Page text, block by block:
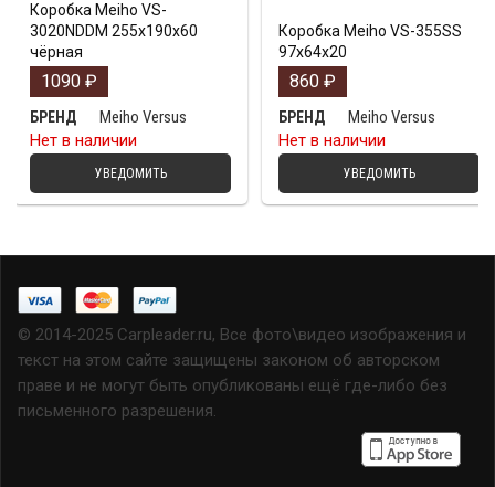
Коробка Meiho VS-
3020NDDM 255x190x60
чёрная
1090 ₽
БРЕНД
Meiho Versus
Нет в наличии
УВЕДОМИТЬ
Коробка Meiho VS-355SS
97х64х20
860 ₽
БРЕНД
Meiho Versus
Нет в наличии
УВЕДОМИТЬ
© 2014-2025 Carpleader.ru, Все фото\видео изображения и
текст на этом сайте защищены законом об авторском
праве и не могут быть опубликованы ещё где-либо без
письменного разрешения.